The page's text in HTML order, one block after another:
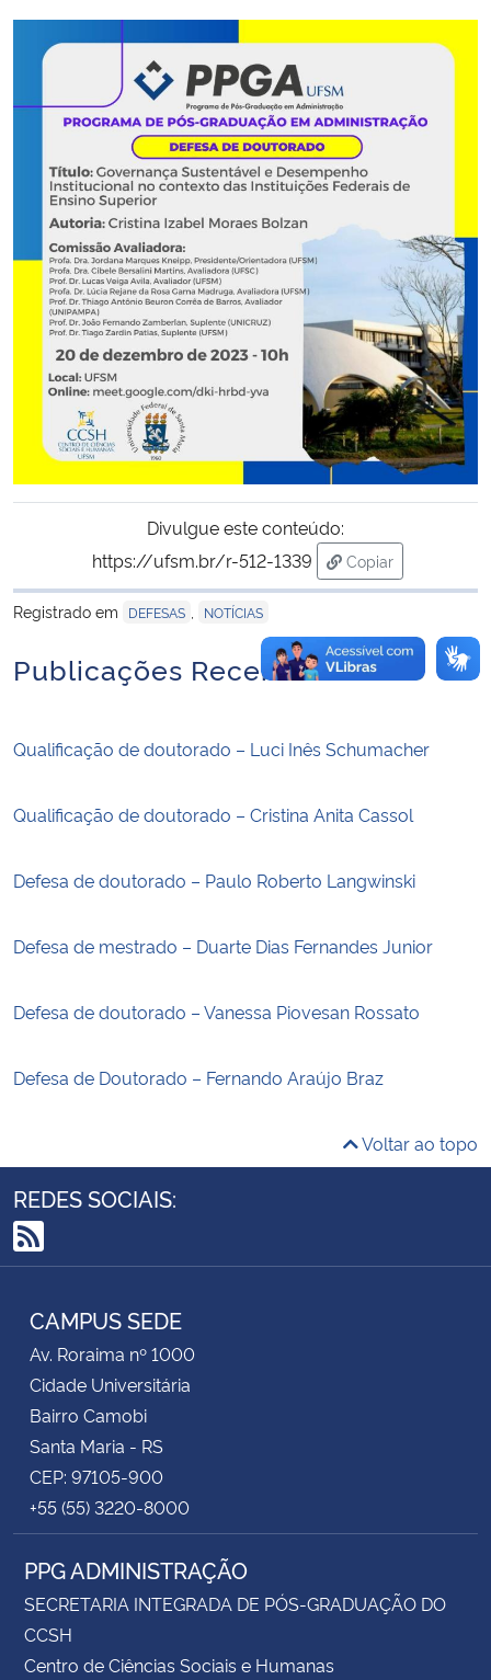
Ministério do Turismo
Ministério do Desenvolvimento Regional
Controladoria-Geral da União
Ministério da Mulher, da Família e dos Direitos Humanos
Secretaria-Geral
Secretaria de Governo
Gabinete de Segurança Institucional
Advocacia-Geral da União
Banco Central do Brasil
Divulgue este conteúdo:
https://ufsm.br/r-512-1339
Copiar
para área de
Registrado em
DEFESAS NOTÍCIAS
Publicações Recentes
Qualificação de doutorado – Luci Inês Schumacher
Qualificação de doutorado – Cristina Anita Cassol
Defesa de doutorado – Paulo Roberto Langwinski
Defesa de mestrado – Duarte Dias Fernandes Junior
Defesa de doutorado – Vanessa Piovesan Rossato
Defesa de Doutorado – Fernando Araújo Braz
Voltar ao topo
REDES SOCIAIS:
RSS
CAMPUS SEDE
Av. Roraima nº 1000
Cidade Universitária
Bairro Camobi
Santa Maria - RS
CEP: 97105-900
+55 (55) 3220-8000
PPG ADMINISTRAÇÃO
SECRETARIA INTEGRADA DE PÓS-GRADUAÇÃO DO
CCSH
Centro de Ciências Sociais e Humanas